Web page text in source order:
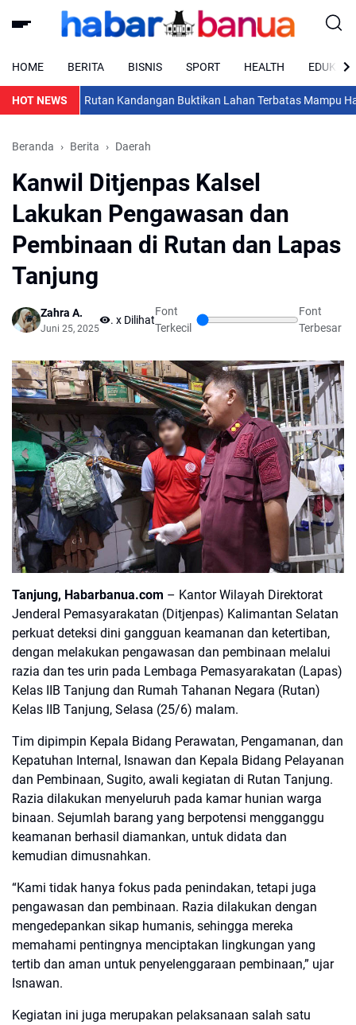
HOME BERITA BISNIS SPORT HEALTH EDUKASI
HOT NEWSRutan Kandangan Buktikan Lahan Terbatas Mampu
Beranda Berita Daerah
Kanwil Ditjenpas Kalsel
Lakukan Pengawasan dan
Pembinaan di Rutan dan Lapas
Tanjung
Zahra A.
Juni 25, 2025
Font
Terkecil
Font
Terbesar
...x Dilihat
Tanjung, Habarbanua.com – Kantor Wilayah Direktorat
Jenderal Pemasyarakatan (Ditjenpas) Kalimantan Selatan
perkuat deteksi dini gangguan keamanan dan ketertiban,
dengan melakukan pengawasan dan pembinaan melalui
razia dan tes urin pada Lembaga Pemasyarakatan (Lapas)
Kelas IIB Tanjung dan Rumah Tahanan Negara (Rutan)
Kelas IIB Tanjung, Selasa (25/6) malam.
Tim dipimpin Kepala Bidang Perawatan, Pengamanan, dan
Kepatuhan Internal, Isnawan dan Kepala Bidang Pelayanan
dan Pembinaan, Sugito, awali kegiatan di Rutan Tanjung.
Razia dilakukan menyeluruh pada kamar hunian warga
binaan. Sejumlah barang yang berpotensi mengganggu
keamanan berhasil diamankan, untuk didata dan
kemudian dimusnahkan.
“Kami tidak hanya fokus pada penindakan, tetapi juga
pengawasan dan pembinaan. Razia dilakukan dengan
mengedepankan sikap humanis, sehingga mereka
memahami pentingnya menciptakan lingkungan yang
tertib dan aman untuk penyelenggaraan pembinaan,” ujar
Isnawan.
Kegiatan ini juga merupakan pelaksanaan salah satu